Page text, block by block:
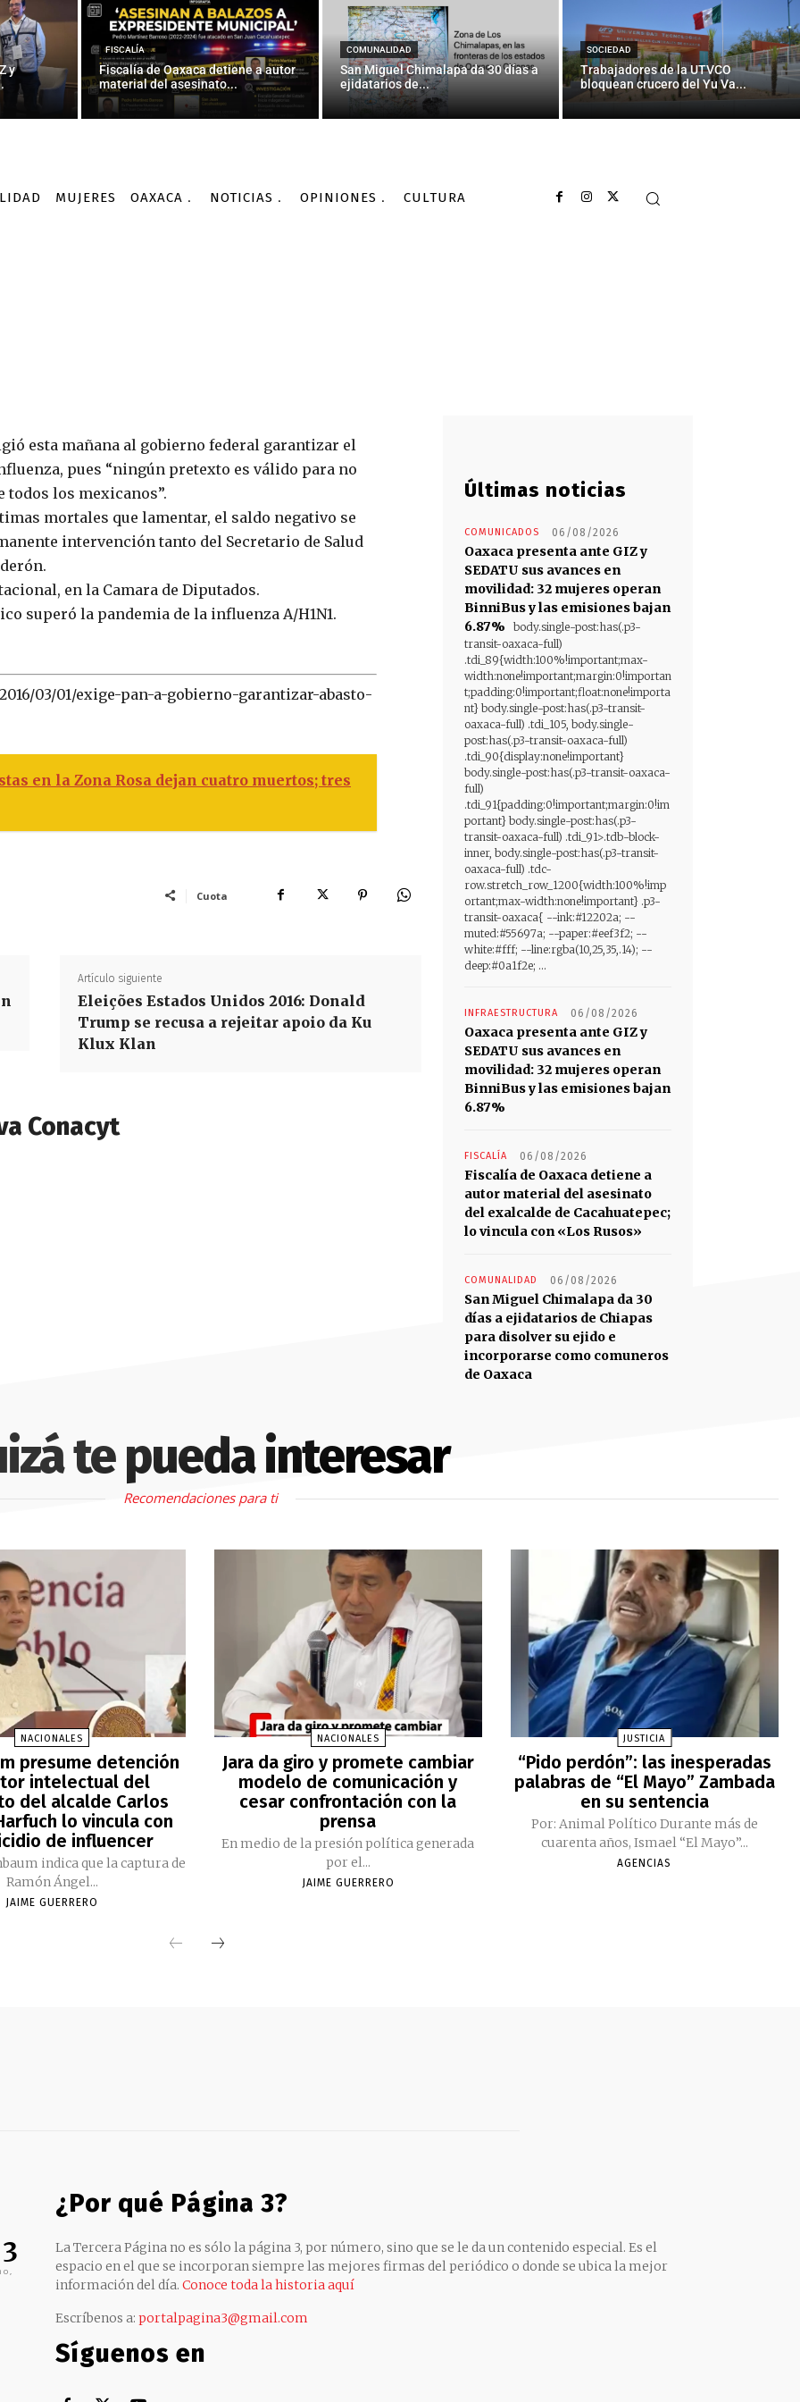
y
FISCALÍA
Fiscalía de Oaxaca detiene a autor
material del asesinato...
COMUNALIDAD
San Miguel Chimalapa da 30 días a
ejidatarios de...
SOCIEDAD
Trabajadores de la UTVCO
bloquean crucero del Yu Va...
MUJERES OAXACA NOTICIAS OPINIONES CULTURA
— La Jornada
Por AGENCIA INFORMATIVA CONACYT - 01/03/2016
esta mañana al gobierno federal garantizar el
pues “ningún pretexto es válido para no
los mexicanos”.
mortales que lamentar, el saldo negativo se
intervención tanto del Secretario de Salud
en la Camara de Diputados.
superó la pandemia de la influenza A/H1N1.
03/01/exige-pan-a-gobierno-garantizar-abasto-
en la Zona Rosa dejan cuatro muertos; tres
Cuota
Artículo siguiente
Eleições Estados Unidos 2016: Donald
Trump se recusa a rejeitar apoio da Ku
Klux Klan
Conacyt
Últimas noticias
COMUNICADOS 06/08/2026
Oaxaca presenta ante GIZ y
SEDATU sus avances en
movilidad: 32 mujeres operan
BinniBus y las emisiones bajan
6.87%
body.single-post:has(.p3-
transit-oaxaca-full)
.tdi_89{width:100%!important;max-
width:none!important;margin:0!importan
t;padding:0!important;float:none!importa
nt} body.single-post:has(.p3-transit-
oaxaca-full) .tdi_105, body.single-
post:has(.p3-transit-oaxaca-full)
.tdi_90{display:none!important}
body.single-post:has(.p3-transit-oaxaca-
full)
.tdi_91{padding:0!important;margin:0!im
portant} body.single-post:has(.p3-
transit-oaxaca-full) .tdi_91>.tdb-block-
inner, body.single-post:has(.p3-transit-
oaxaca-full) .tdc-
row.stretch_row_1200{width:100%!imp
ortant;max-width:none!important} .p3-
transit-oaxaca{ --ink:#12202a; --
muted:#55697a; --paper:#eef3f2; --
white:#fff; --line:rgba(10,25,35,.14); --
deep:#0a1f2e; ...
INFRAESTRUCTURA 06/08/2026
Oaxaca presenta ante GIZ y
SEDATU sus avances en
movilidad: 32 mujeres operan
BinniBus y las emisiones bajan
6.87%
FISCALÍA 06/08/2026
Fiscalía de Oaxaca detiene a
autor material del asesinato
del exalcalde de Cacahuatepec;
lo vincula con «Los Rusos»
COMUNALIDAD 06/08/2026
San Miguel Chimalapa da 30
días a ejidatarios de Chiapas
para disolver su ejido e
incorporarse como comuneros
de Oaxaca
te pueda interesar
Recomendaciones para ti
NACIONALES
presume detención
intelectual del
del alcalde Carlos
lo vincula con
de influencer
indica que la captura de
Ramón Ángel...
JAIME GUERRERO
NACIONALES
Jara da giro y promete cambiar
modelo de comunicación y
cesar confrontación con la
prensa
En medio de la presión política generada
por el...
JAIME GUERRERO
JUSTICIA
“Pido perdón”: las inesperadas
palabras de “El Mayo” Zambada
en su sentencia
Por: Animal Político Durante más de
cuarenta años, Ismael “El Mayo”...
AGENCIAS
¿Por qué Página 3?
La Tercera Página no es sólo la página 3, por número, sino que se le da un contenido especial. Es el
espacio en el que se incorporan siempre las mejores firmas del periódico o donde se ubica la mejor
información del día. Conoce toda la historia aquí
Escríbenos a: portalpagina3@gmail.com
Síguenos en